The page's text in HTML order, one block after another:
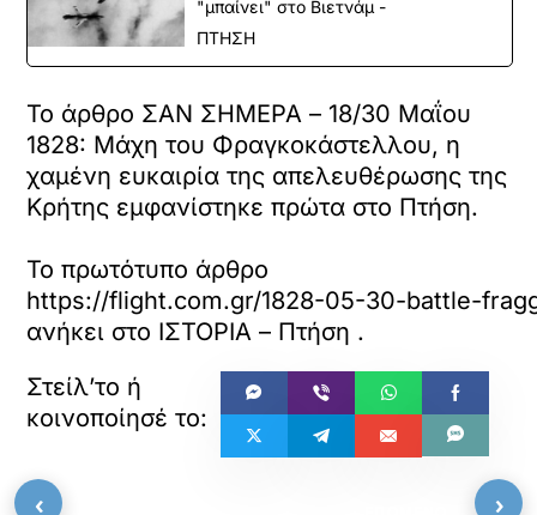
"μπαίνει" στο Βιετνάμ -
ΠΤΗΣΗ
Το άρθρο ΣΑΝ ΣΗΜΕΡΑ – 18/30 Μαΐου
1828: Μάχη του Φραγκοκάστελλου, η
χαμένη ευκαιρία της απελευθέρωσης της
Κρήτης εμφανίστηκε πρώτα στο Πτήση.
Το πρωτότυπο άρθρο
https://flight.com.gr/1828-05-30-battle-
ανήκει στο ΙΣΤΟΡΙΑ – Πτήση .
‹ ›